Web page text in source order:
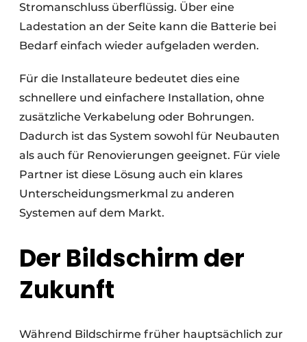
Stromanschluss überflüssig. Über eine
Ladestation an der Seite kann die Batterie bei
Bedarf einfach wieder aufgeladen werden.
Für die Installateure bedeutet dies eine
schnellere und einfachere Installation, ohne
zusätzliche Verkabelung oder Bohrungen.
Dadurch ist das System sowohl für Neubauten
als auch für Renovierungen geeignet. Für viele
Partner ist diese Lösung auch ein klares
Unterscheidungsmerkmal zu anderen
Systemen auf dem Markt.
Der Bildschirm der
Zukunft
Während Bildschirme früher hauptsächlich zur